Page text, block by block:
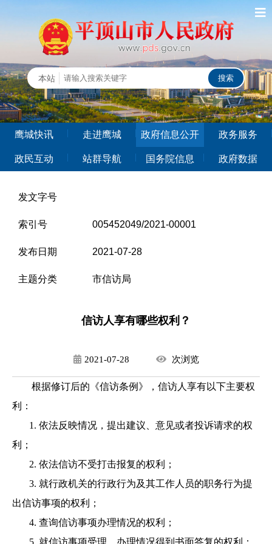
鹰城快讯 走进鹰城 政府信息公开 政务服务
政民互动 站群导航 国务院信息 政府数据
发文字号
索引号 005452049/2021-00001
发布日期 2021-07-28
主题分类 市信访局
信访人享有哪些权利？
2021-07-28 次浏览
根据修订后的《信访条例》，信访人享有以下主要权
利：
1. 依法反映情况，提出建议、意见或者投诉请求的权
利；
2. 依法信访不受打击报复的权利；
3. 就行政机关的行政行为及其工作人员的职务行为提
出信访事项的权利；
4. 查询信访事项办理情况的权利；
5. 就信访事项受理、办理情况得到书面答复的权利；